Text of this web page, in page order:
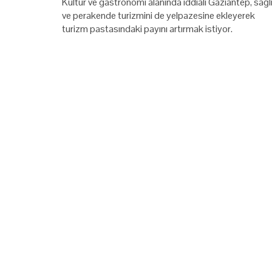
ve perakende turizmini de yelpazesine ekleyerek
turizm pastasındaki payını artırmak istiyor.